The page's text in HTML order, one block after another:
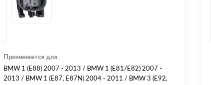
Применяется для
BMW 1 (E88) 2007 - 2013 / BMW 1 (E81/E82) 2007 -
2013 / BMW 1 (E87, E87N) 2004 - 2011 / BMW 3 (E92,